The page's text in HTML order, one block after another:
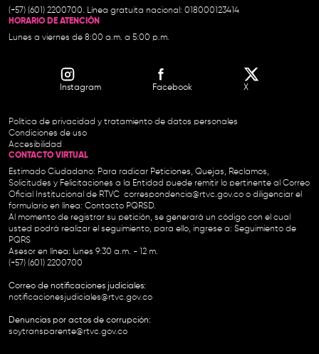
(+57) (601) 2200700. Línea gratuita nacional: 018000123414
HORARIO DE ATENCIÓN
Lunes a viernes de 8:00 a.m. a 5:00 p.m.
Instagram Facebook X
Política de privacidad y tratamiento de datos personales
Condiciones de uso
Accesibilidad
CONTACTO VIRTUAL
Estimado Ciudadano: Para radicar Peticiones, Quejas, Reclamos,
Solicitudes y Felicitaciones a la Entidad puede remitir lo pertinente al Correo
Oficial Institucional de RTVC correspondencia@rtvc.gov.co o diligenciar el
formulario en línea: Contacto PQRSD.
Al momento de registrar su petición, se generará un código con el cual
usted podrá realizar el seguimiento, para ello, ingrese a: Seguimiento de
PQRS
Asesor en línea: lunes 9:30 a.m. - 12 m.
(+57) (601) 2200700
Correo de notificaciones judiciales:
notificacionesjudiciales@rtvc.gov.co
Denuncias por actos de corrupción:
soytransparente@rtvc.gov.co